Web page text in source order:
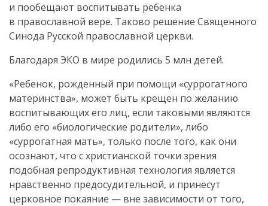
и пообещают воспитывать ребенка
в православной вере. Таково решение Священного
Синода Русской православной церкви.
Благодаря ЭКО в мире родились 5 млн детей.
«Ребенок, рожденный при помощи «суррогатного
материнства», может быть крещен по желанию
воспитывающих его лиц, если таковыми являются
либо его «биологические родители», либо
«суррогатная мать», только после того, как они
осознают, что с христианской точки зрения
подобная репродуктивная технология является
нравственно предосудительной, и принесут
церковное покаяние — вне зависимости от того,